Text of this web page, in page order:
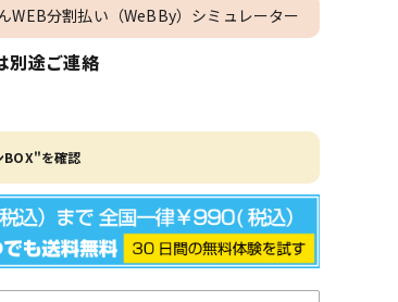
WEB分割払い（WeBBy）シミュレーター
別途ご連絡
BOX"を確認